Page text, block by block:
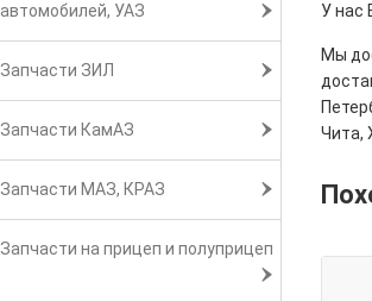
автомобилей, УАЗ
Запчасти ЗИЛ
Запчасти КамАЗ
Запчасти МАЗ, КРАЗ
Запчасти на прицеп и полуприцеп
У нас
Мы
Чита,